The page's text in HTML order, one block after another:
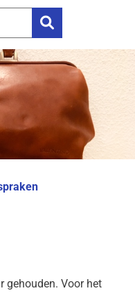
Zoeken
gehouden. Voor het